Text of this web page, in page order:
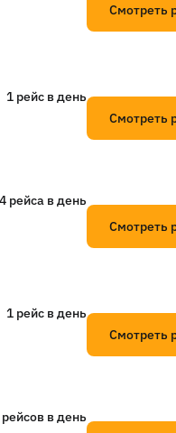
Смотреть
1 рейс в день
Смотреть
4 рейсa в день
Смотреть
1 рейс в день
Смотреть
в день